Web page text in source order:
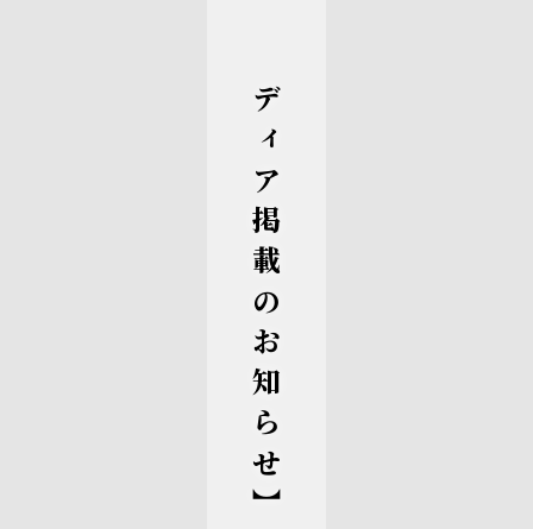
【メディア掲載のお知らせ】